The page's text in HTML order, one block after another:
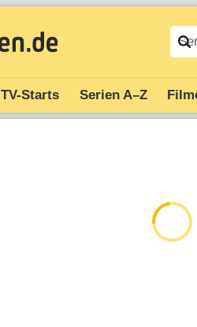
TV-Starts Serien A–Z